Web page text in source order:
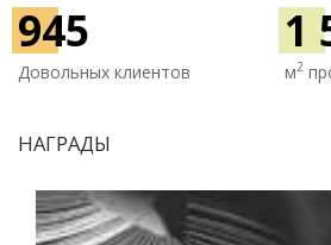
945
Довольных клиентов
1
м2
НАГРАДЫ